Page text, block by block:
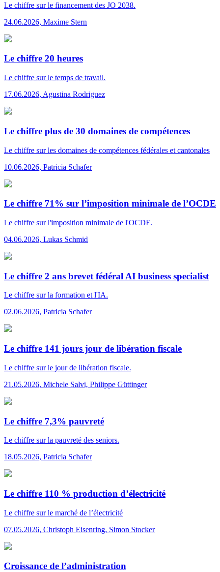
Le chiffre sur le financement des JO 2038.
24.06.2026, Maxime Stern
Le chiffre 20 heures
Le chiffre sur le temps de travail.
17.06.2026, Agustina Rodriguez
Le chiffre plus de 30 domaines de compétences
Le chiffre sur les domaines de compétences fédérales et cantonales
10.06.2026, Patricia Schafer
Le chiffre 71% sur l’imposition minimale de l’OCDE
Le chiffre sur l'imposition minimale de l'OCDE.
04.06.2026, Lukas Schmid
Le chiffre 2 ans brevet fédéral AI business specialist
Le chiffre sur la formation et l'IA.
02.06.2026, Patricia Schafer
Le chiffre 141 jours jour de libération fiscale
Le chiffre sur le jour de libération fiscale.
21.05.2026, Michele Salvi, Philippe Güttinger
Le chiffre 7,3% pauvreté
Le chiffre sur la pauvreté des seniors.
18.05.2026, Patricia Schafer
Le chiffre 110 % production d’électricité
Le chiffre sur le marché de l’électricité
07.05.2026, Christoph Eisenring, Simon Stocker
Croissance de l’administration